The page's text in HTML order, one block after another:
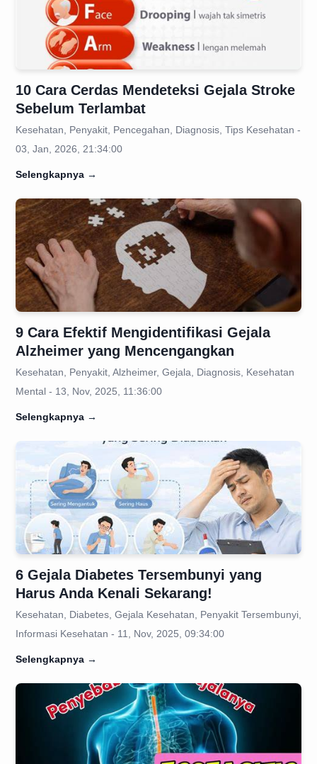
10 Cara Cerdas Mendeteksi Gejala Stroke
Sebelum Terlambat
Kesehatan, Penyakit, Pencegahan, Diagnosis, Tips Kesehatan -
03, Jan, 2026, 21:34:00
Selengkapnya →
9 Cara Efektif Mengidentifikasi Gejala
Alzheimer yang Mencengangkan
Kesehatan, Penyakit, Alzheimer, Gejala, Diagnosis, Kesehatan
Mental - 13, Nov, 2025, 11:36:00
Selengkapnya →
6 Gejala Diabetes Tersembunyi yang
Harus Anda Kenali Sekarang!
Kesehatan, Diabetes, Gejala Kesehatan, Penyakit Tersembunyi,
Informasi Kesehatan - 11, Nov, 2025, 09:34:00
Selengkapnya →